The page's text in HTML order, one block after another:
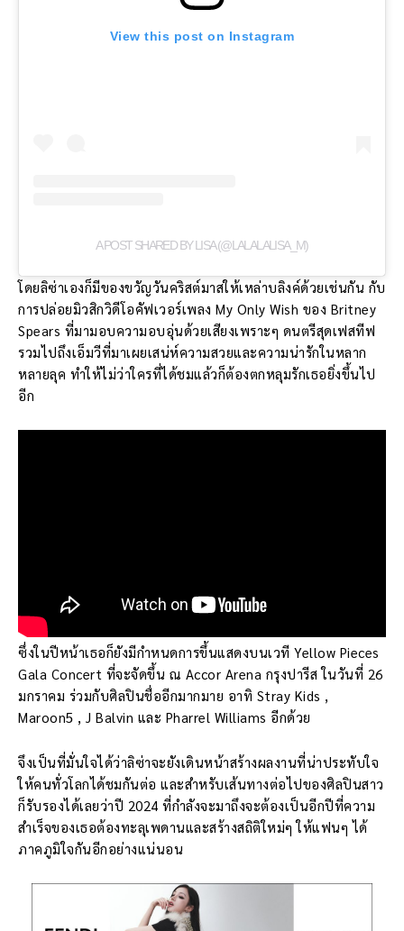
View this post on Instagram
A POST SHARED BY LISA (@LALALALISA_M)
โดยลิซ่าเองก็มีของขวัญวันคริสต์มาสให้เหล่าบลิงค์ด้วยเช่นกัน กับ
การปล่อยมิวสิกวิดีโอคัฟเวอร์เพลง My Only Wish ของ Britney
Spears ที่มามอบความอบอุ่นด้วยเสียงเพราะๆ ดนตรีสุดเฟสทีฟ
รวมไปถึงเอ็มวีที่มาเผยเสน่ห์ความสวยและความน่ารักในหลาก
หลายลุค ทำให้ไม่ว่าใครที่ได้ชมแล้วก็ต้องตกหลุมรักเธอยิ่งขึ้นไป
อีก
ซึ่งในปีหน้าเธอก็ยังมีกำหนดการขึ้นแสดงบนเวที Yellow Pieces
Gala Concert ที่จะจัดขึ้น ณ​ Accor Arena กรุงปารีส ในวันที่ 26
มกราคม ร่วมกับศิลปินชื่ออีกมากมาย อาทิ Stray Kids ,
Maroon5 , J Balvin และ Pharrel Williams อีกด้วย
จึงเป็นที่มั่นใจได้ว่าลิซ่าจะยังเดินหน้าสร้างผลงานที่น่าประทับใจ
ให้คนทั่วโลกได้ชมกันต่อ และสำหรับเส้นทางต่อไปของศิลปินสาว
ก็รับรองได้เลยว่าปี 2024 ที่กำลังจะมาถึงจะต้องเป็นอีกปีที่ความ
สำเร็จของเธอต้องทะลุเพดานและสร้างสถิติใหม่ๆ ให้แฟนๆ ได้
ภาคภูมิใจกันอีกอย่างแน่นอน